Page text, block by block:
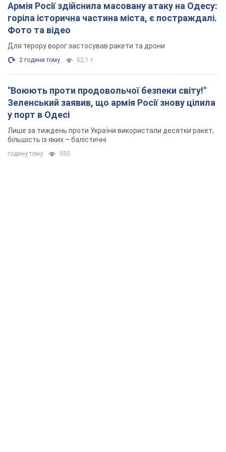
Армія Росії здійснила масовану атаку на Одесу:
горіла історична частина міста, є постраждалі.
Фото та відео
Для терору ворог застосував ракети та дрони
2 години тому 52,1 т.
"Воюють проти продовольчої безпеки світу!"
Зеленський заявив, що армія Росії знову цілила
у порт в Одесі
Лише за тиждень проти України використали десятки ракет,
більшість із яких – балістичні
годину тому 555